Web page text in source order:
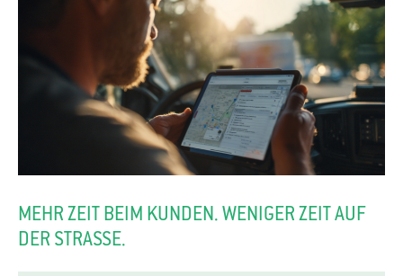
MEHR ZEIT BEIM KUNDEN. WENIGER ZEIT AUF
DER STRASSE.